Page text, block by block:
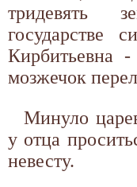
тридевять
государстве
Кирбитьевна
мозжечок
Минуло
у отца
невесту.